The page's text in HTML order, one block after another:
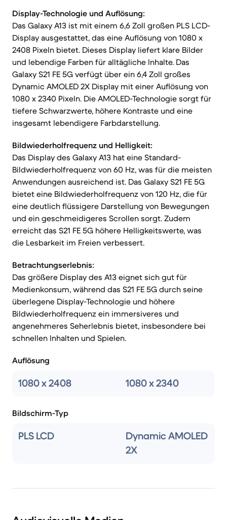
Display-Technologie und Auflösung:
Das Galaxy A13 ist mit einem 6,6 Zoll großen PLS LCD-
Display ausgestattet, das eine Auflösung von 1080 x
2408 Pixeln bietet. Dieses Display liefert klare Bilder
und lebendige Farben für alltägliche Inhalte. Das
Galaxy S21 FE 5G verfügt über ein 6,4 Zoll großes
Dynamic AMOLED 2X Display mit einer Auflösung von
1080 x 2340 Pixeln. Die AMOLED-Technologie sorgt für
tiefere Schwarzwerte, höhere Kontraste und eine
insgesamt lebendigere Farbdarstellung.
Bildwiederholfrequenz und Helligkeit:
Das Display des Galaxy A13 hat eine Standard-
Bildwiederholfrequenz von 60 Hz, was für die meisten
Anwendungen ausreichend ist. Das Galaxy S21 FE 5G
bietet eine Bildwiederholfrequenz von 120 Hz, die für
eine deutlich flüssigere Darstellung von Bewegungen
und ein geschmeidigeres Scrollen sorgt. Zudem
erreicht das S21 FE 5G höhere Helligkeitswerte, was
die Lesbarkeit im Freien verbessert.
Betrachtungserlebnis:
Das größere Display des A13 eignet sich gut für
Medienkonsum, während das S21 FE 5G durch seine
überlegene Display-Technologie und höhere
Bildwiederholfrequenz ein immersiveres und
angenehmeres Seherlebnis bietet, insbesondere bei
schnellen Inhalten und Spielen.
Auflösung
1080 x 2408 1080 x 2340
Bildschirm-Typ
PLS LCD
Dynamic AMOLED
2X